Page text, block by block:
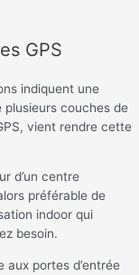
GPS
indiquent une
couches de
vient rendre cette
d’un centre
préférable de
indoor qui
besoin.
aux portes d’entrée